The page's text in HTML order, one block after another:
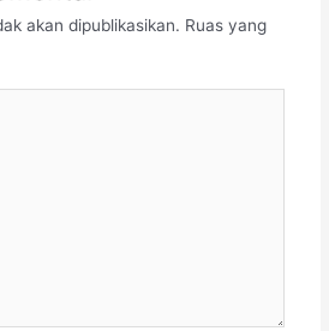
akan dipublikasikan. Ruas yang